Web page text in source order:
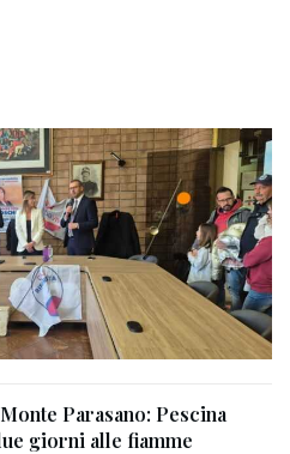
Parasano: Pescina
giorni alle fiamme